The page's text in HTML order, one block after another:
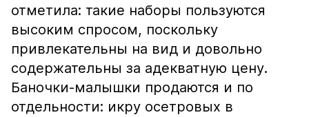
отметила: такие наборы пользуются
высоким спросом, поскольку
привлекательны на вид и довольно
содержательны за адекватную цену.
Баночки-малышки продаются и по
отдельности: икру осетровых в